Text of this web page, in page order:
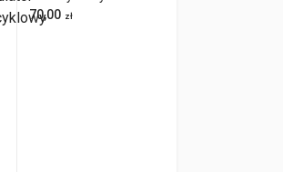
AGM ET4B-BS – 12V
23Ah 35A
70,00 zł